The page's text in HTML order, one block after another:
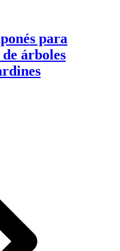
para
árboles